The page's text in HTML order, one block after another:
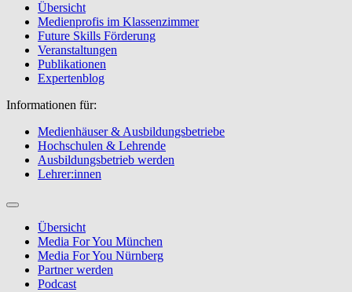
Übersicht
Medienprofis im Klassenzimmer
Future Skills Förderung
Veranstaltungen
Publikationen
Expertenblog
Informationen für:
Medienhäuser & Ausbildungsbetriebe
Hochschulen & Lehrende
Ausbildungsbetrieb werden
Lehrer:innen
Übersicht
Media For You München
Media For You Nürnberg
Partner werden
Podcast